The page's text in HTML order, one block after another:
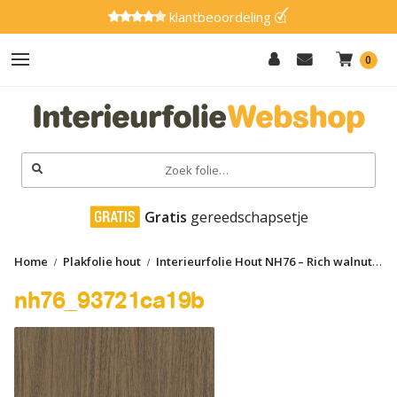
klantbeoordeling
0
Zoeken
naar:
Hout
Effen
Marmer
Glitter
Natuursteen
Textiel
Gereedschap
Gratis gereedschapsetje
Home Plakfolie hout
Interieurfolie Hout NH76 – Rich walnut
nh76_93721ca19b